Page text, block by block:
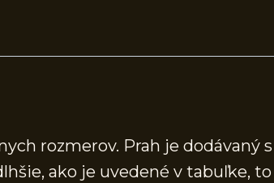
rozmerov. Prah je dodávaný
ako je uvedené v tabuľke,